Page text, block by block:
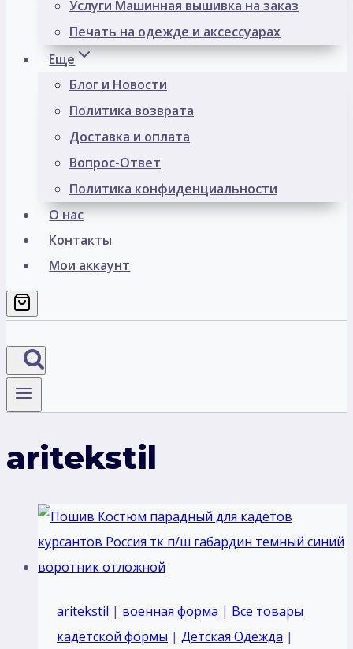
Услуги Машинная вышивка на заказ
Печать на одежде и аксессуарах
Еще
Блог и Новости
Политика возврата
Доставка и оплата
Вопрос-Ответ
Политика конфиденциальности
О нас
Контакты
Мои аккаунт
aritekstil
aritekstil | военная форма | Все товары
кадетской формы | Детская Одежда |